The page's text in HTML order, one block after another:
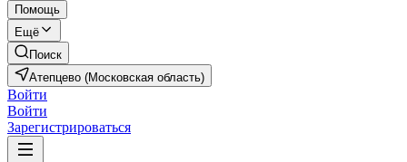
Помощь
Ещё
Поиск
Атепцево (Московская область)
Войти
Войти
Зарегистрироваться